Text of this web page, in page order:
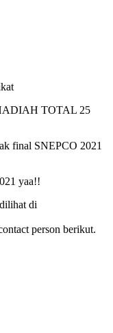
TOTAL 25
final SNEPCO 2021
yaa!!
di
person berikut.